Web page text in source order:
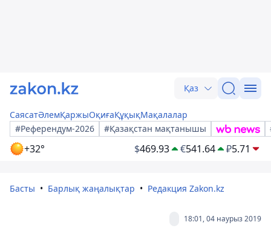
Қаз
СаясатӘлемҚаржыОқиғаҚұқықМақалалар
#Референдум-2026
#Қазақстан мақтанышы
+32° $469.93 €541.64 ₽5.71
Басты Барлық жаңалықтар Редакция Zakon.kz
18:01, 04 наурыз 2019